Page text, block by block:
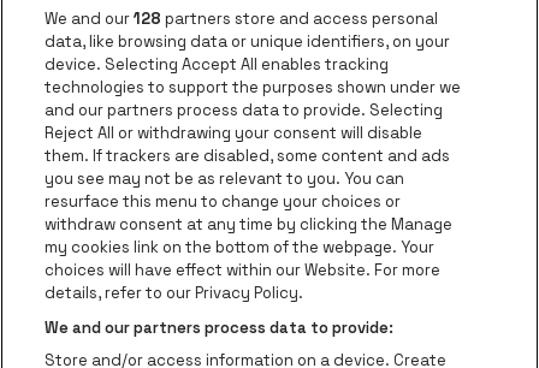
be•at app
be•at Corporate
be•at Business
Groepen
Helpcenter
Contact
Instagram
Facebook
Threads
TiktokYoutube
Be•at Tickets is een deel van be•at
be•at Tickets
Schijnpoortweg 119, 2170 Antwerpen
We and our128 partners store and access personal
data, like browsing data or unique identifiers, on your
device. Selecting Accept All enables tracking
technologies to support the purposes shown under we
and our partners process data to provide. Selecting
Reject All or withdrawing your consent will disable
them. If trackers are disabled, some content and ads
you see may not be as relevant to you. You can
resurface this menu to change your choices or
withdraw consent at any time by clicking the Manage
my cookies link on the bottom of the webpage. Your
choices will have effect within our Website. For more
details, refer to our Privacy Policy.
We and our partners process data to provide:
Store and/or access information on a device. Create